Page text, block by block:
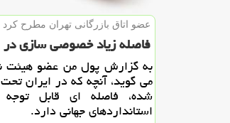
عضو اتاق بازرگانی تهران مطرح كرد
فاصله زیاد خصوصی سازی در
به گزارش پول من عضو هیئت
می گوید، آنچه كه در ایران
شده، فاصله ای قابل
استانداردهای جهانی دارد.